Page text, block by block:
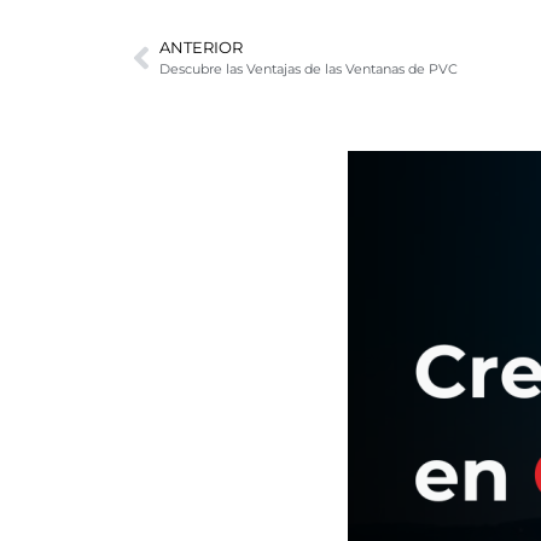
ANTERIOR
Descubre las Ventajas de las Ventanas de PVC